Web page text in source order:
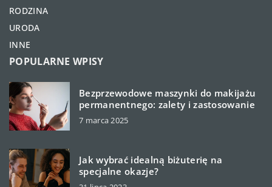
RODZINA
URODA
INNE
POPULARNE WPISY
Bezprzewodowe maszynki do makijażu
permanentnego: zalety i zastosowanie
7 marca 2025
Jak wybrać idealną biżuterię na
specjalne okazje?